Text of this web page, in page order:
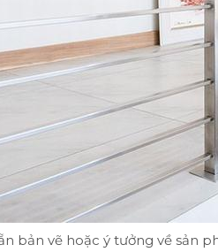
bản vẽ hoặc ý tưởng về sản